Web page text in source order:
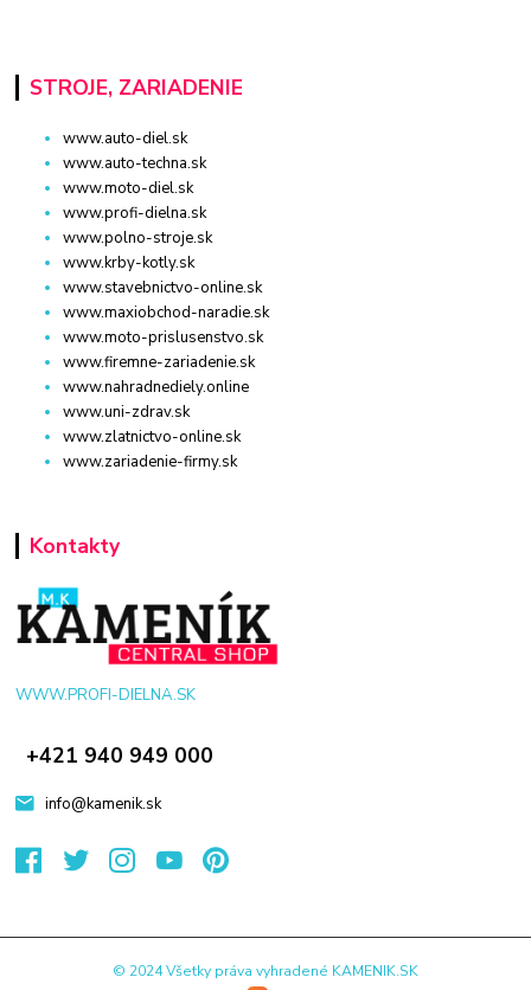
STROJE, ZARIADENIE
www.auto-diel.sk
www.auto-techna.sk
www.moto-diel.sk
www.profi-dielna.sk
www.polno-stroje.sk
www.krby-kotly.sk
www.stavebnictvo-online.sk
www.maxiobchod-naradie.sk
www.moto-prislusenstvo.sk
www.firemne-zariadenie.sk
www.nahradnediely.online
www.uni-zdrav.sk
www.zlatnictvo-online.sk
www.zariadenie-firmy.sk
Kontakty
WWW.PROFI-DIELNA.SK
+421 940 949 000
info@kamenik.sk
© 2024 Všetky práva vyhradené KAMENIK.SK